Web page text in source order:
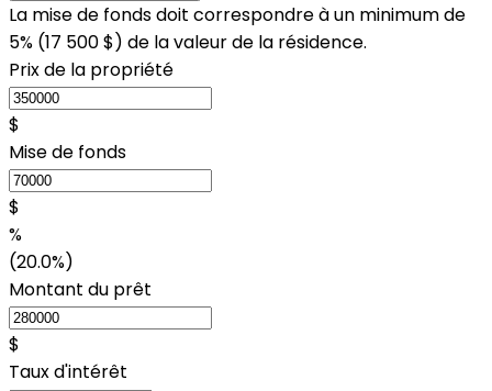
La mise de fonds doit correspondre à un minimum de
5% (17 500 $) de la valeur de la résidence.
Prix de la propriété
$
Mise de fonds
$
%
(20.0%)
Montant du prêt
$
Taux d'intérêt